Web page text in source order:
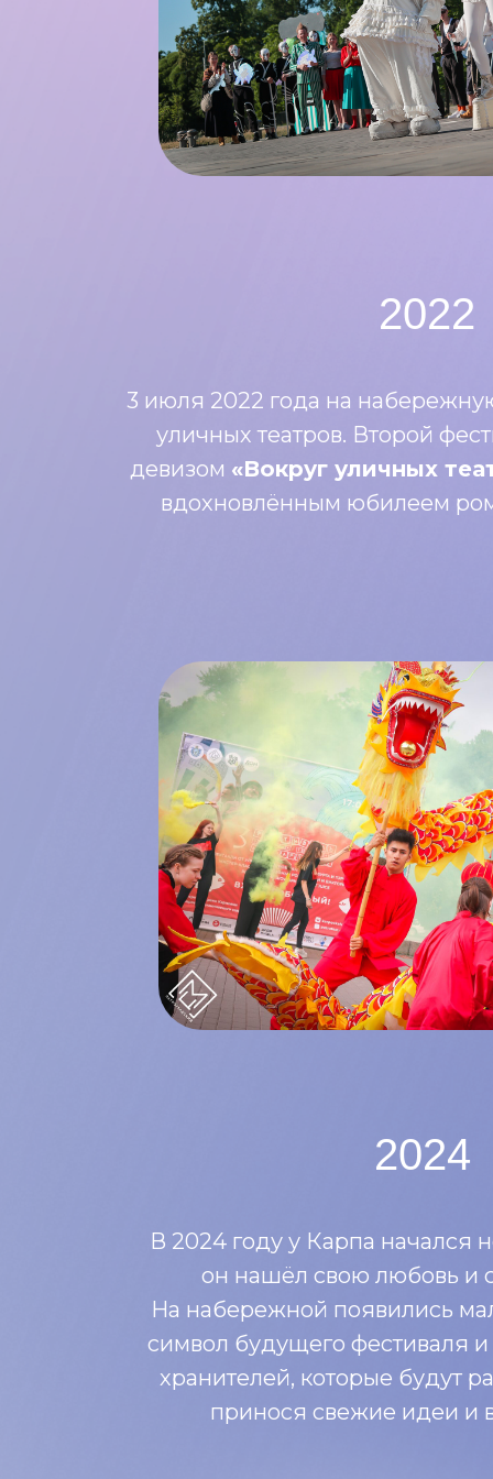
2024
В 2024 году у Карпа начался
он нашёл свою любовь и
На набережной появились
символ будущего фестиваля
хранителей, которые будут
принося свежие идеи и
3 июля 2022 года на
уличных театров. Второй
девизом «Вокруг уличных
вдохновлённым юбилеем
2022